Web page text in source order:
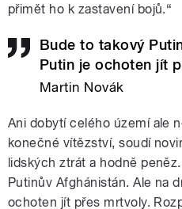
přimět ho k zastavení bojů.“
Bude to takový
Putin je ochoten jít
Martin Novák
Ani dobytí celého území ale
konečné vítězství, soudí
lidských ztrát a hodně
Putinův Afghánistán. Ale na
ochoten jít přes mrtvoly.